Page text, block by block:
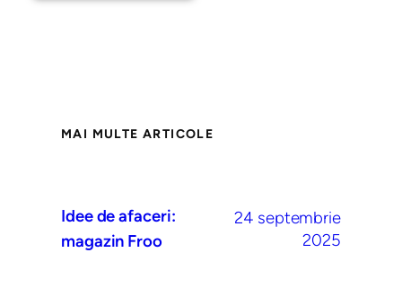
MAI MULTE ARTICOLE
Idee de afaceri:
magazin Froo
24 septembrie
2025